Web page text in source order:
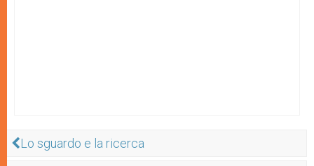
Lo sguardo e la ricerca